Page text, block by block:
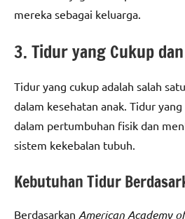
mereka sebagai keluarga.
3. Tidur yang Cukup
Tidur yang cukup adalah salah
dalam kesehatan anak. Tidur
dalam pertumbuhan fisik dan
sistem kekebalan tubuh.
Kebutuhan Tidur
Berdasarkan American Academy